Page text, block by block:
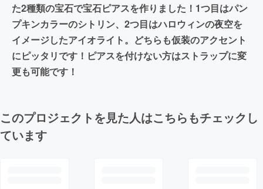
た2種類の宝石で宝石ピアスを作りました！1つ目はパン
プキンカラーのシトリン、2つ目はハロウィンの夜空を
イメージしたアイオライト。どちらも仮装のアクセント
にピッタリです！ピアスを付けない方はストラップに変
更も可能です！
このプロジェクトを見た人はこちらもチェックし
ています